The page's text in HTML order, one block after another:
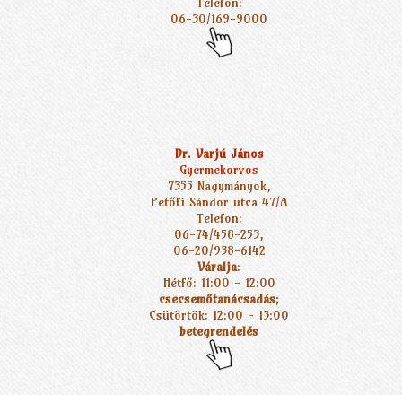
06-30/169-9000
Dr. Varjú János
Gyermekorvos
7355 Nagymányok,
Petőfi Sándor utca 47/A
Telefon:
06-74/458-253,
06-20/938-6142
Váralja:
Hétfő: 11:00 - 12:00
csecsemőtanácsadás;
Csütörtök: 12:00 - 13:00
betegrendelés